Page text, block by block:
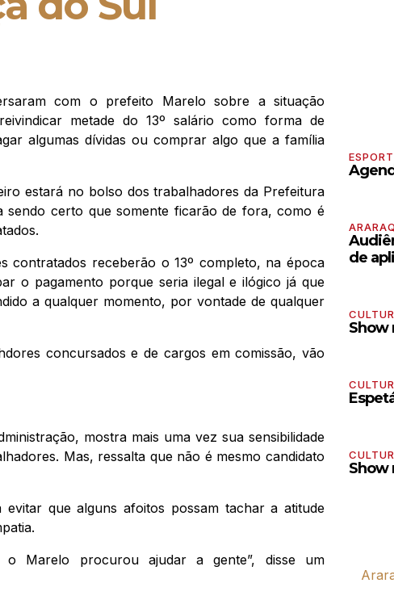
com o prefeito Marelo sobre a situação
metade do 13º salário como forma de
algumas dívidas ou comprar algo que a família
estará no bolso dos trabalhadores da Prefeitura
sendo certo que somente ficarão de fora, como é
contratados receberão o 13º completo, na época
o pagamento porque seria ilegal e ilógico já que
a qualquer momento, por vontade de qualquer
concursados e de cargos em comissão, vão
mostra mais uma vez sua sensibilidade
Mas, ressalta que não é mesmo candidato
evitar que alguns afoitos possam tachar a atitude
o Marelo procurou ajudar a gente”, disse um
de
Show
Show